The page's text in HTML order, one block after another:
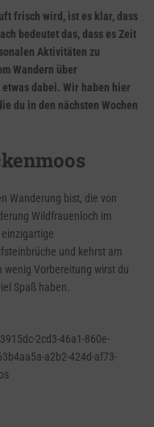
frisch wird, ist es klar, dass
bedeutet das, dass es Zeit
Aktivitäten zu
Wandern über
dabei. Wir haben hier
du in den nächsten Wochen
Wanderung bist, die von
Wildfrauenloch im
und kehrst am
wenig Vorbereitung wirst du
Spaß haben.
2cd3-46a1-860e-
a2b2-424d-af73-